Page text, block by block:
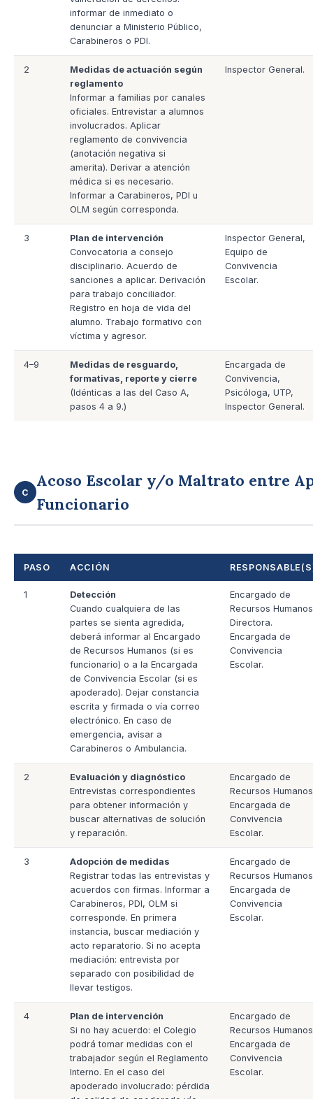
informar de inmediato o
denunciar a Ministerio Público,
Carabineros o PDI.
2
Medidas de actuación según
reglamento
Informar a familias por canales
oficiales. Entrevistar a alumnos
involucrados. Aplicar
reglamento de convivencia
(anotación negativa si
amerita). Derivar a atención
médica si es necesario.
Informar a Carabineros, PDI u
OLM según corresponda.
Inspector General.
3
Plan de intervención
Convocatoria a consejo
disciplinario. Acuerdo de
sanciones a aplicar. Derivación
para trabajo conciliador.
Registro en hoja de vida del
alumno. Trabajo formativo con
víctima y agresor.
Inspector General,
Equipo de
Convivencia
Escolar.
4–9
Medidas de resguardo,
formativas, reporte y cierre
(Idénticas a las del Caso A,
pasos 4 a 9.)
Encargada de
Convivencia,
Psicóloga, UTP,
Inspector General.
C
Acoso Escolar y/o Maltrato entre
Funcionario
PASO ACCIÓN
1
Detección
Cuando cualquiera de las
partes se sienta agredida,
deberá informar al Encargado
de Recursos Humanos (si es
funcionario) o a la Encargada
de Convivencia Escolar (si es
apoderado). Dejar constancia
escrita y firmada o vía correo
electrónico. En caso de
emergencia, avisar a
Carabineros o Ambulancia.
Encargado de
Recursos
Directora.
Encargada de
Convivencia
Escolar.
2
Evaluación y diagnóstico
Entrevistas correspondientes
para obtener información y
buscar alternativas de solución
y reparación.
Encargado de
Recursos
Encargada de
Convivencia
Escolar.
3
Adopción de medidas
Registrar todas las entrevistas y
acuerdos con firmas. Informar a
Carabineros, PDI, OLM si
corresponde. En primera
instancia, buscar mediación y
acto reparatorio. Si no acepta
mediación: entrevista por
separado con posibilidad de
llevar testigos.
Encargado de
Recursos
Encargada de
Convivencia
Escolar.
4
Plan de intervención
Si no hay acuerdo: el Colegio
podrá tomar medidas con el
trabajador según el Reglamento
Interno. En el caso del
apoderado involucrado: pérdida
Encargado de
Recursos
Encargada de
Convivencia
Escolar.